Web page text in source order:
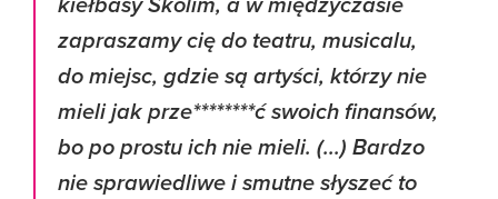
kiełbasy Skolim, a w międzyczasie
zapraszamy cię do teatru, musicalu,
do miejsc, gdzie są artyści, którzy nie
mieli jak prze********ć swoich finansów,
bo po prostu ich nie mieli. (...) Bardzo
nie sprawiedliwe i smutne słyszeć to